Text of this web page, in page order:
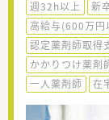
週32h以上 新
高給与(600万円
認定薬剤師取得
かかりつけ薬剤
一人薬剤師
在